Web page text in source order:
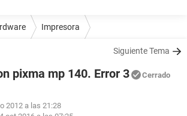
Impresora
Siguiente Tema
pixma mp 140. Error 3 Cerrado
2012 a las 21:28